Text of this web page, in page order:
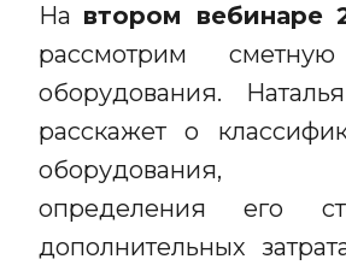
На втором вебинаре
рассмотрим
оборудования.
расскажет о
оборудования,
определения его
дополнительных